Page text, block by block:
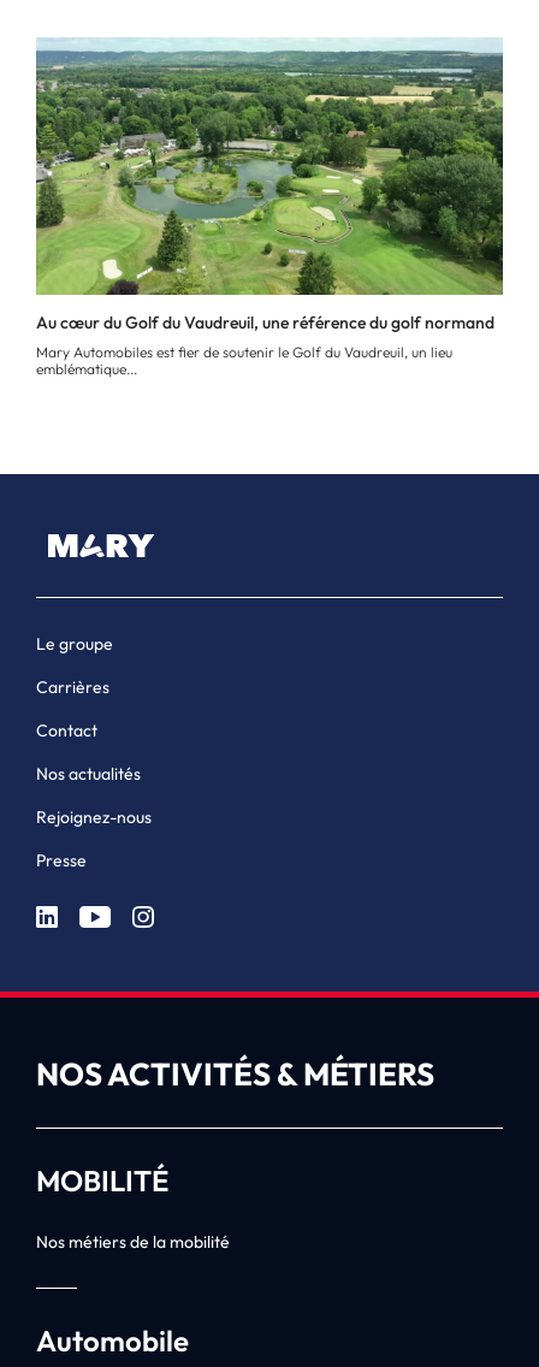
Au cœur du Golf du Vaudreuil, une référence du golf normand
Mary Automobiles est fier de soutenir le Golf du Vaudreuil, un lieu
emblématique...
Le groupe
Carrières
Contact
Nos actualités
Rejoignez-nous
Presse
NOS ACTIVITÉS & MÉTIERS
MOBILITÉ
Nos métiers de la mobilité
Automobile